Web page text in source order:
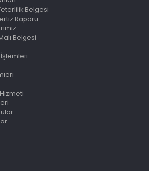
Belgesi
Raporu
Belgesi